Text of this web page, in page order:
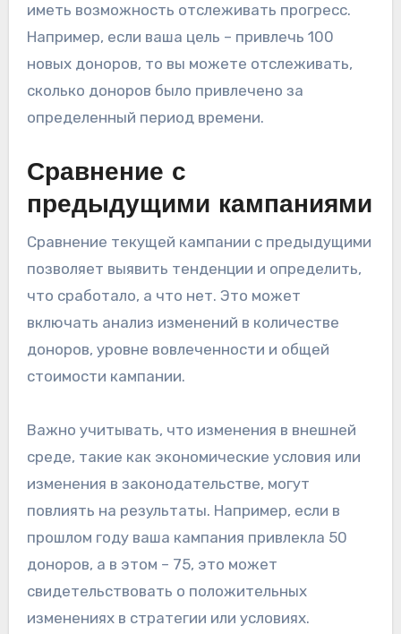
иметь возможность отслеживать прогресс.
Например, если ваша цель – привлечь 100
новых доноров, то вы можете отслеживать,
сколько доноров было привлечено за
определенный период времени.
Сравнение с
предыдущими кампаниями
Сравнение текущей кампании с предыдущими
позволяет выявить тенденции и определить,
что сработало, а что нет. Это может
включать анализ изменений в количестве
доноров, уровне вовлеченности и общей
стоимости кампании.
Важно учитывать, что изменения в внешней
среде, такие как экономические условия или
изменения в законодательстве, могут
повлиять на результаты. Например, если в
прошлом году ваша кампания привлекла 50
доноров, а в этом – 75, это может
свидетельствовать о положительных
изменениях в стратегии или условиях.